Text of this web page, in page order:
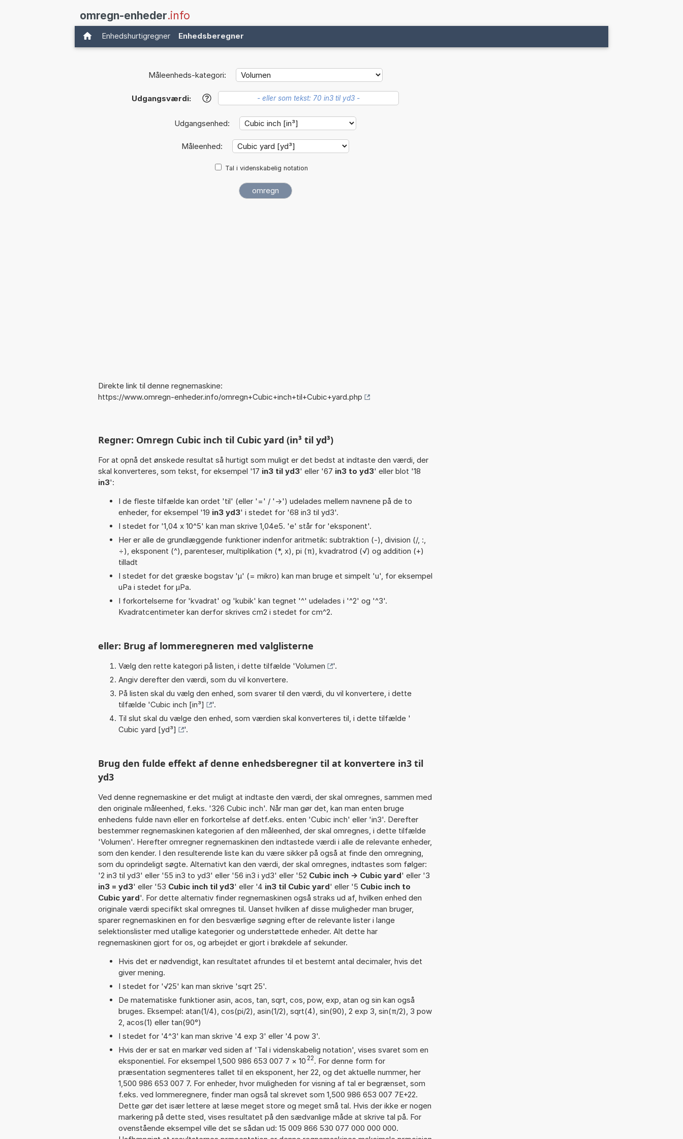
omregn-enheder.info
Enhedshurtigregner Enhedsberegner
Måleenheds-kategori:
Udgangsværdi: ?
Udgangsenhed:
Måleenhed:
Tal i videnskabelig notation
Direkte link til denne regnemaskine:
https://www.omregn-enheder.info/omregn+Cubic+inch+til+Cubic+yard.php
Regner: Omregn Cubic inch til Cubic yard (in³ til yd³)
For at opnå det ønskede resultat så hurtigt som muligt er det bedst at indtaste den værdi, der
skal konverteres, som tekst, for eksempel '17 in3 til yd3' eller '67 in3 to yd3' eller blot '18
in3':
I de fleste tilfælde kan ordet 'til' (eller '=' / '->') udelades mellem navnene på de to
enheder, for eksempel '19 in3 yd3' i stedet for '68 in3 til yd3'.
I stedet for '1,04 x 10^5' kan man skrive 1,04e5. 'e' står for 'eksponent'.
Her er alle de grundlæggende funktioner indenfor aritmetik: subtraktion (-), division (/, :,
÷), eksponent (^), parenteser, multiplikation (*, x), pi (π), kvadratrod (√) og addition (+)
tilladt
I stedet for det græske bogstav 'µ' (= mikro) kan man bruge et simpelt 'u', for eksempel
uPa i stedet for µPa.
I forkortelserne for 'kvadrat' og 'kubik' kan tegnet '^' udelades i '^2' og '^3'.
Kvadratcentimeter kan derfor skrives cm2 i stedet for cm^2.
eller: Brug af lommeregneren med valglisterne
Vælg den rette kategori på listen, i dette tilfælde 'Volumen
'.
Angiv derefter den værdi, som du vil konvertere.
På listen skal du vælg den enhed, som svarer til den værdi, du vil konvertere, i dette
tilfælde 'Cubic inch [in³]
'.
Til slut skal du vælge den enhed, som værdien skal konverteres til, i dette tilfælde '
Cubic yard [yd³]
'.
Brug den fulde effekt af denne enhedsberegner til at konvertere in3 til
yd3
Ved denne regnemaskine er det muligt at indtaste den værdi, der skal omregnes, sammen med
den originale måleenhed, f.eks. '326 Cubic inch'. Når man gør det, kan man enten bruge
enhedens fulde navn eller en forkortelse af detf.eks. enten 'Cubic inch' eller 'in3'. Derefter
bestemmer regnemaskinen kategorien af den måleenhed, der skal omregnes, i dette tilfælde
'Volumen'. Herefter omregner regnemaskinen den indtastede værdi i alle de relevante enheder,
som den kender. I den resulterende liste kan du være sikker på også at finde den omregning,
som du oprindeligt søgte. Alternativt kan den værdi, der skal omregnes, indtastes som følger:
'2 in3 til yd3' eller '55 in3 to yd3' eller '56 in3 i yd3' eller '52 Cubic inch -> Cubic yard' eller '3
in3 = yd3' eller '53 Cubic inch til yd3' eller '4 in3 til Cubic yard' eller '5 Cubic inch to
Cubic yard'. For dette alternativ finder regnemaskinen også straks ud af, hvilken enhed den
originale værdi specifikt skal omregnes til. Uanset hvilken af disse muligheder man bruger,
sparer regnemaskinen en for den besværlige søgning efter de relevante lister i lange
selektionslister med utallige kategorier og understøttede enheder. Alt dette har
regnemaskinen gjort for os, og arbejdet er gjort i brøkdele af sekunder.
Hvis det er nødvendigt, kan resultatet afrundes til et bestemt antal decimaler, hvis det
giver mening.
I stedet for '√25' kan man skrive 'sqrt 25'.
De matematiske funktioner asin, acos, tan, sqrt, cos, pow, exp, atan og sin kan også
bruges. Eksempel: atan(1/4), cos(pi/2), asin(1/2), sqrt(4), sin(90), 2 exp 3, sin(π/2), 3 pow
2, acos(1) eller tan(90°)
I stedet for '4^3' kan man skrive '4 exp 3' eller '4 pow 3'.
Hvis der er sat en markør ved siden af 'Tal i videnskabelig notation', vises svaret som en
eksponentiel. For eksempel 1,500 986 653 007 7 × 10 22. For denne form for
præsentation segmenteres tallet til en eksponent, her 22, og det aktuelle nummer, her
1,500 986 653 007 7. For enheder, hvor muligheden for visning af tal er begrænset, som
f.eks. ved lommeregnere, finder man også tal skrevet som 1,500 986 653 007 7E+22.
Dette gør det især lettere at læse meget store og meget små tal. Hvis der ikke er nogen
markering på dette sted, vises resultatet på den sædvanlige måde at skrive tal på. For
ovenstående eksempel ville det se sådan ud: 15 009 866 530 077 000 000 000.